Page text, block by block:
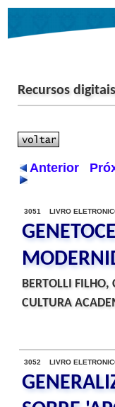
Recursos digitais
Anterior
3051 LIVRO
BERTOLLI FILHO,
CULTURA
3052 LIVRO